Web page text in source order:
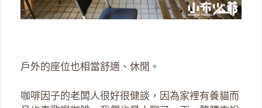
戶外的座位也相當舒適、休閒。
咖啡因子的老闆人很好很健談，因為家裡有養貓而